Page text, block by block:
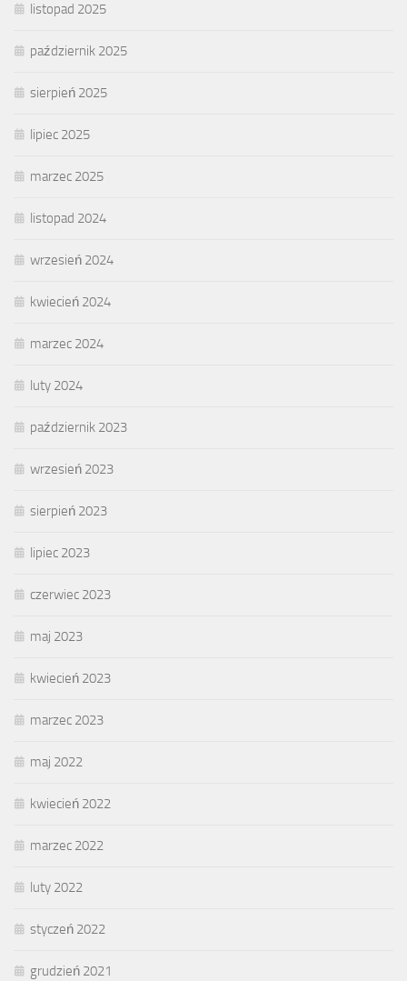
listopad 2025
październik 2025
sierpień 2025
lipiec 2025
marzec 2025
listopad 2024
wrzesień 2024
kwiecień 2024
marzec 2024
luty 2024
październik 2023
wrzesień 2023
sierpień 2023
lipiec 2023
czerwiec 2023
maj 2023
kwiecień 2023
marzec 2023
maj 2022
kwiecień 2022
marzec 2022
luty 2022
styczeń 2022
grudzień 2021